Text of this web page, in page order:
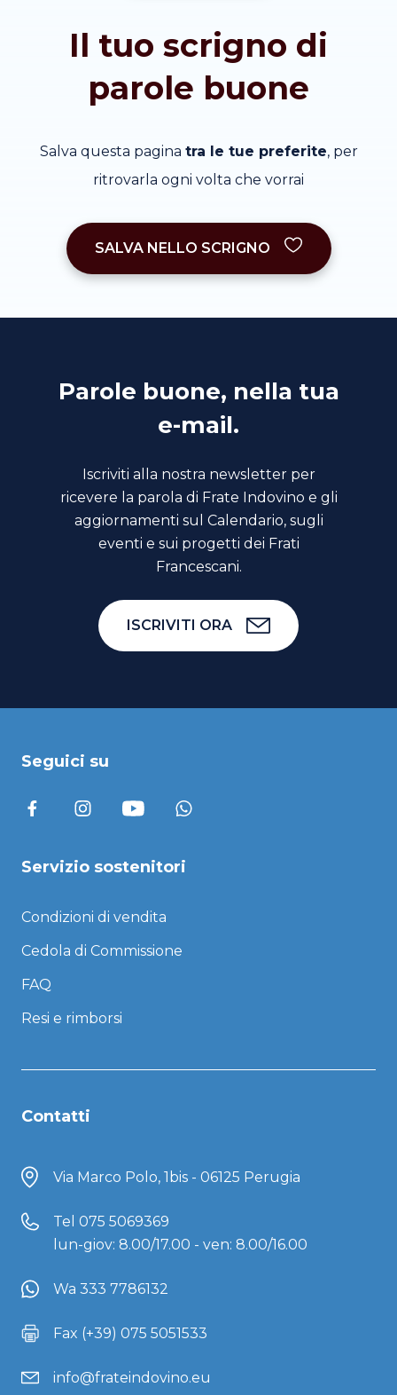
Il tuo scrigno di
parole buone
Salva questa pagina tra le tue preferite, per
ritrovarla ogni volta che vorrai
SALVA NELLO SCRIGNO
Parole buone, nella tua
e-mail.
Iscriviti alla nostra newsletter per
ricevere la parola di Frate Indovino e gli
aggiornamenti sul Calendario, sugli
eventi e sui progetti dei Frati
Francescani.
ISCRIVITI ORA
Seguici su
Servizio sostenitori
Condizioni di vendita
Cedola di Commissione
FAQ
Resi e rimborsi
Contatti
Via Marco Polo, 1bis - 06125 Perugia
Tel 075 5069369
lun-giov: 8.00/17.00 - ven: 8.00/16.00
Wa 333 7786132
Fax (+39) 075 5051533
info@frateindovino.eu